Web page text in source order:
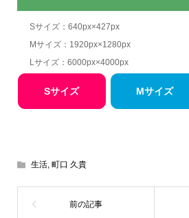
Sサイズ：640px×427px
Mサイズ：1920px×1280px
Lサイズ：6000px×4000px
Sサイズ Mサイズ
生活, 町口 久貴